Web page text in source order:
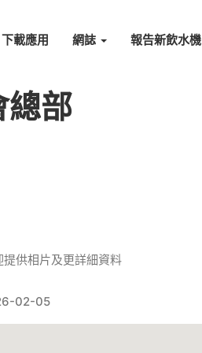
下載應用 網誌 報告新飲水機
總部
供相片及更詳細資料
02-05